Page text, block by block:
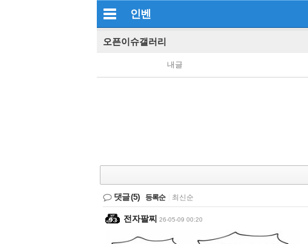
인벤
오픈이슈갤러리
내글
댓글(5) 등록순 최신순
전자팔찌 26-05-09 00:20